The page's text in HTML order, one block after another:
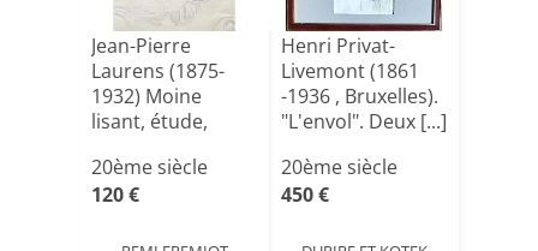
Jean-Pierre
Laurens (1875-
1932) Moine
lisant, étude,
20ème siècle
120 €
Henri Privat-
Livemont (1861
-1936 , Bruxelles).
"L'envol". Deux [...]
20ème siècle
450 €